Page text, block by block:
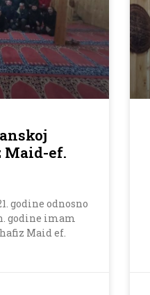
Maid-ef.
godine odnosno
godine imam
Maid ef.